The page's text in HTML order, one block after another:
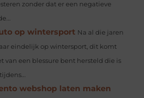
zonder dat er een negatieve
op wintersport Na al die jaren
eindelijk op wintersport, dit komt
van een blessure bent hersteld die is
webshop laten maken